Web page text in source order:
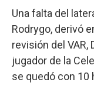
Una falta del
Rodrygo, derivó
revisión del VAR,
jugador de la
se quedó con 10